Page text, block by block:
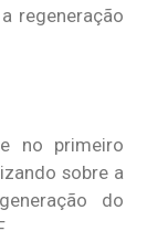
regeneração
no primeiro
sobre a
do